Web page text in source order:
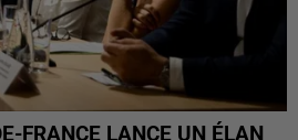
FRANCE LANCE UN ÉLAN